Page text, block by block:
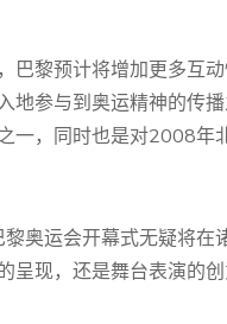
巴黎预计将增加更多互
地参与到奥运精神的传
一，同时也是对2008年
奥运会开幕式无疑将
呈现，还是舞台表演的